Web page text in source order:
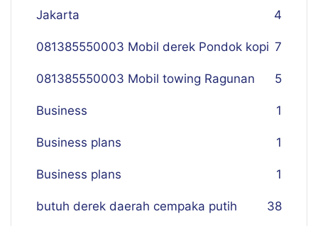
Jakarta 4
081385550003 Mobil derek Pondok kopi 7
081385550003 Mobil towing Ragunan 5
Business 1
Business plans 1
Business plans 1
butuh derek daerah cempaka putih 38